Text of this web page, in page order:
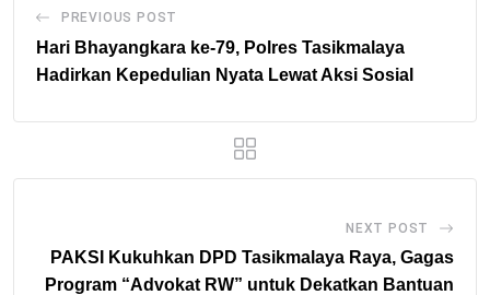
PREVIOUS POST
Hari Bhayangkara ke-79, Polres Tasikmalaya
Hadirkan Kepedulian Nyata Lewat Aksi Sosial
NEXT POST
PAKSI Kukuhkan DPD Tasikmalaya Raya, Gagas
Program “Advokat RW” untuk Dekatkan Bantuan